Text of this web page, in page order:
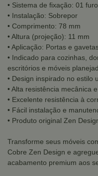
• Sistema de fixação: 01
• Instalação: Sobrepor
• Comprimento: 78 mm
• Altura (projeção): 11 mm
• Aplicação: Portas e
• Indicado para cozinhas,
escritórios e móveis
• Design inspirado no estilo
• Alta resistência mecânica
• Excelente resistência à
• Fácil instalação e
• Produto original Zen
Transforme seus móveis
Cobre Zen Design e
acabamento premium aos